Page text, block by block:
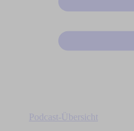
Podcast-Übersicht